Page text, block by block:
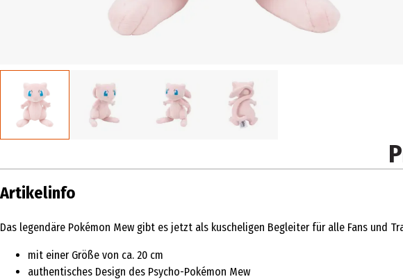
Artikelinfo
Das legendäre Pokémon Mew gibt es jetzt als kuscheligen Begleiter für alle Fans und
mit einer Größe von ca. 20 cm
authentisches Design des Psycho-Pokémon Mew